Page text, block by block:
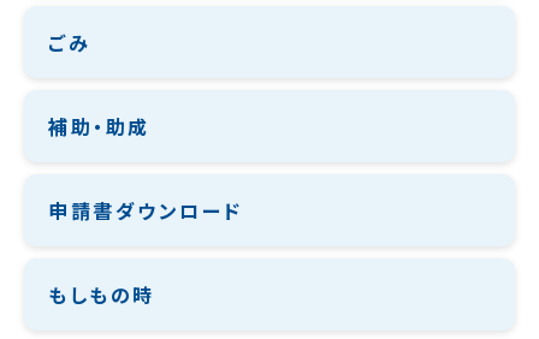
ごみ
補助・助成
申請書ダウンロード
もしもの時